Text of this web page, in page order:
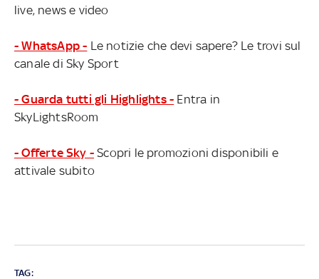
live, news e video
- WhatsApp - Le notizie che devi sapere? Le trovi sul
canale di Sky Sport
- Guarda tutti gli Highlights - Entra in
SkyLightsRoom
- Offerte Sky - Scopri le promozioni disponibili e
attivale subito
TAG: